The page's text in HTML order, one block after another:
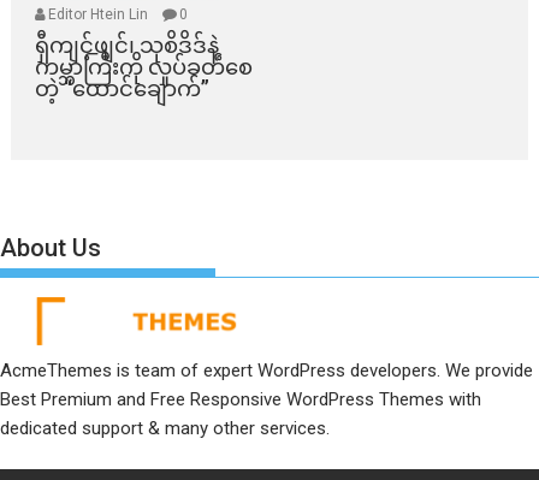
Editor Htein Lin 0
ရှီကျင့်ဖျင်၊ သုစိဒိဒ်နဲ့
ကမ္ဘာကြီးကို လှုပ်ခတ်စေ
တဲ့ “ထောင်ချောက်”
About Us
AcmeThemes is team of expert WordPress developers. We provide
Best Premium and Free Responsive WordPress Themes with
dedicated support & many other services.